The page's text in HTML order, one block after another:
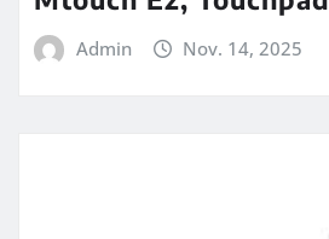
Admin Nov. 14, 2025